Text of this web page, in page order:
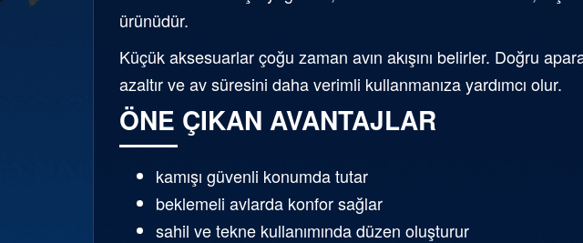
ürünüdür.
Küçük aksesuarlar çoğu zaman avın akışını belirler. Doğru
azaltır ve av süresini daha verimli kullanmanıza yardımcı olur.
ÖNE ÇIKAN AVANTAJLAR
kamışı güvenli konumda tutar
beklemeli avlarda konfor sağlar
sahil ve tekne kullanımında düzen oluşturur